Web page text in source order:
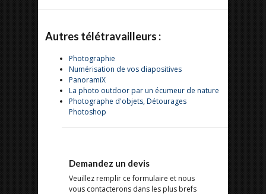
Autres télétravailleurs :
Photographie
Numérisation de vos diapositives
PanoramiX
La photo outdoor par un écumeur de nature
Photographe d'objets, Détourages
Photoshop
Demandez un devis
Veuillez remplir ce formulaire et nous
vous contacterons dans les plus brefs